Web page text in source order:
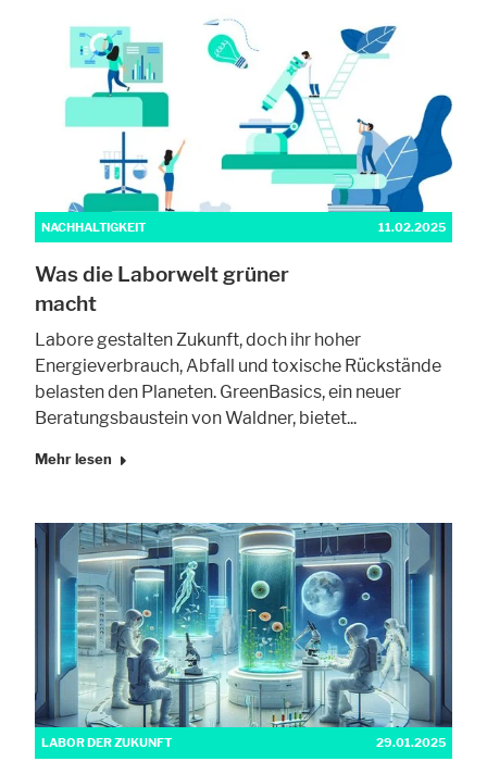
NACHHALTIGKEIT 11.02.2025
Was die Laborwelt grüner
macht
Labore gestalten Zukunft, doch ihr hoher
Energieverbrauch, Abfall und toxische Rückstände
belasten den Planeten. GreenBasics, ein neuer
Beratungsbaustein von Waldner, bietet...
Mehr lesen
LABOR DER ZUKUNFT 29.01.2025
Alle akzeptieren Speichern Ablehnen
Impressum Datenschutz